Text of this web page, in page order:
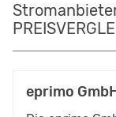
eprimo